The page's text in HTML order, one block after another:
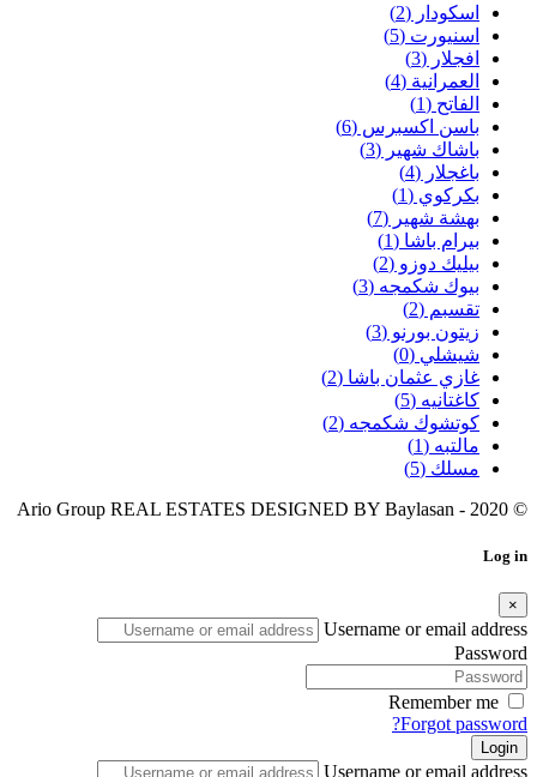
اسكودار (2)
اسنيورت (5)
افجلار (3)
العمرانية (4)
الفاتح (1)
باسن اكسبرس (6)
باشاك شهير (3)
باغجلار (4)
بكركوي (1)
بهشة شهير (7)
بيرام باشا (1)
بيليك دوزو (2)
بيوك شكمجه (3)
تقسبم (2)
زيتون بورنو (3)
شيشلي (0)
غازي عثمان باشا (2)
كاغتانيه (5)
كوتشوك شكمجه (2)
مالتبه (1)
مسلك (5)
© 2020 - Ario Group REAL ESTATES DESIGNED BY
Baylasan
Log in
×
Username or email address
Password
Remember me
Forgot password?
Login
Username or email address